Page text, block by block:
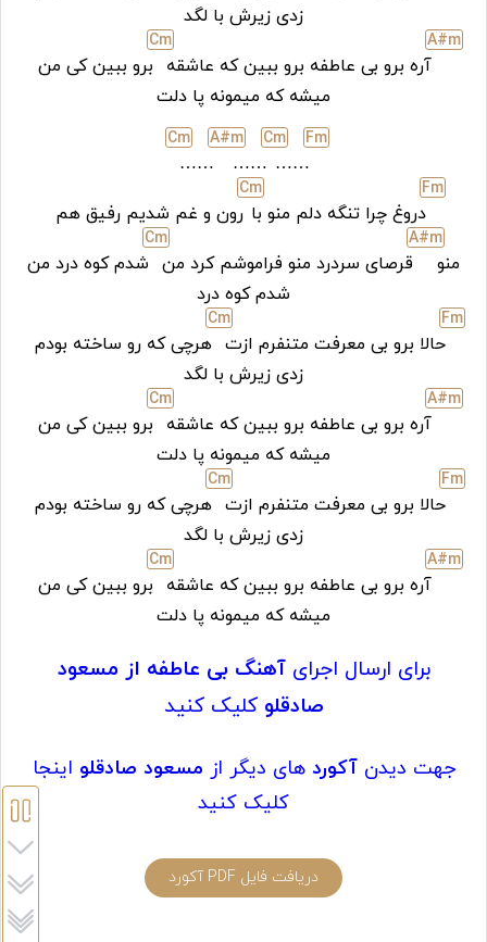
زدی زیرش با لگد
A#m
آره برو بی عاطفه برو ببین که عاشقه
Cm
برو ببین کی من
میشه که میمونه پا دلت
Fm
……
Cm
……
A#m
……
Cm
Fm
دروغ چرا تنگه دلم منو با
Cm
رون و غم شدیم رفیق هم
منو
A#m
قرصای سردرد منو فراموشم کرد من
Cm
شدم کوه درد من
شدم کوه درد
Fm
حالا برو بی معرفت متنفرم ازت
Cm
هرچی که رو ساخته بودم
زدی زیرش با لگد
A#m
آره برو بی عاطفه برو ببین که عاشقه
Cm
برو ببین کی من
میشه که میمونه پا دلت
Fm
حالا برو بی معرفت متنفرم ازت
Cm
هرچی که رو ساخته بودم
زدی زیرش با لگد
A#m
آره برو بی عاطفه برو ببین که عاشقه
Cm
برو ببین کی من
میشه که میمونه پا دلت
برای ارسال اجرایآهنگ بی عاطفه از مسعود
صادقلو کلیک کنید
جهت دیدنآکورد های دیگر از مسعود صادقلو اینجا
کلیک کنید
دریافت فایل PDF آکورد